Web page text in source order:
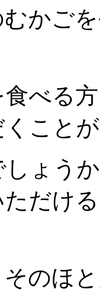
かご
べる
こと
ょう
だけ
のほ